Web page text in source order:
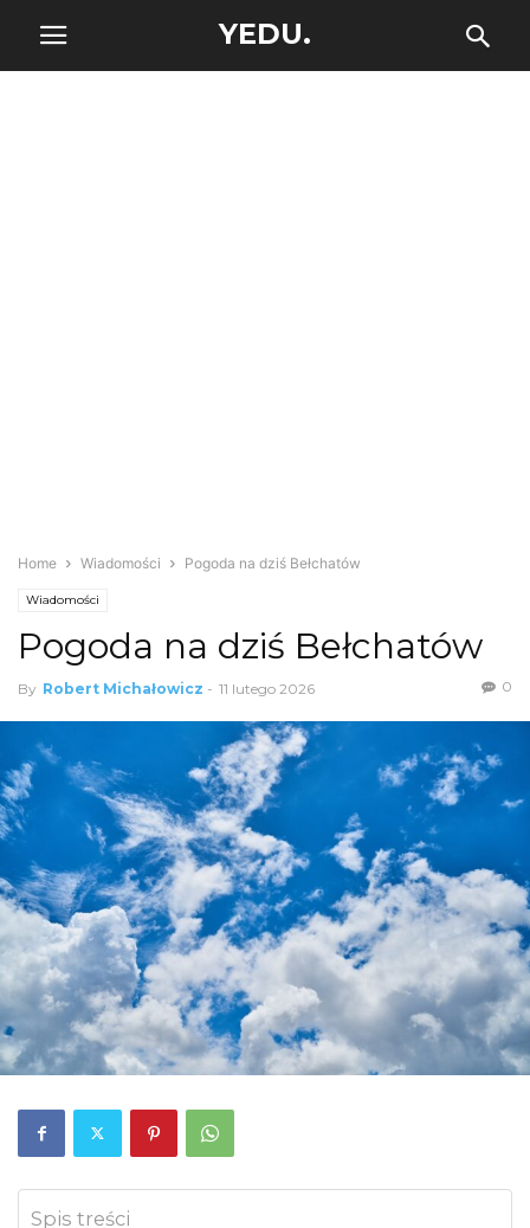
YEDU.
Home Wiadomości Pogoda na dziś Bełchatów
Wiadomości
Pogoda na dziś Bełchatów
By Robert Michałowicz - 11 lutego 2026 0
Spis treści